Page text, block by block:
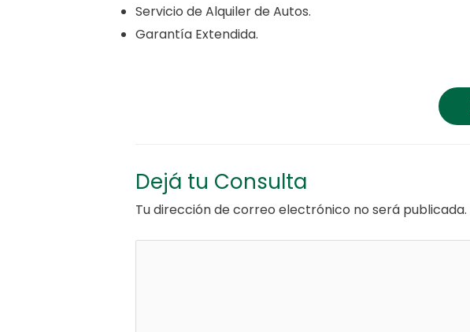
Servicio de Alquiler de Autos.
Garantía Extendida.
Dejá tu Consulta
Tu dirección de correo electrónico no será publicada.